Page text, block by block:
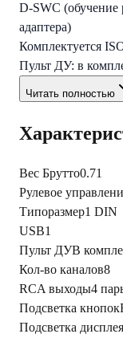
D-SWC (обучение
адаптера)
Комплектуется
Пульт ДУ: в
Читать полностью
Вес Брутто0.71
Рулевое
Типоразмер1 DIN
USB1
Пульт ДУВ
Кол-во каналов8
RCA выходы4
Подсветка кнопок
Подсветка дисплея